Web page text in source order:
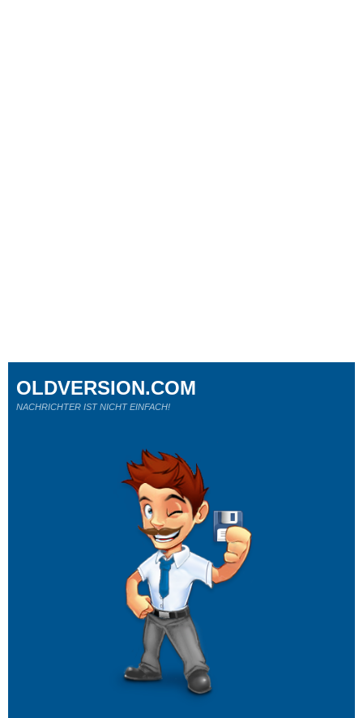
OLDVERSION.COM
NACHRICHTER IST NICHT EINFACH!